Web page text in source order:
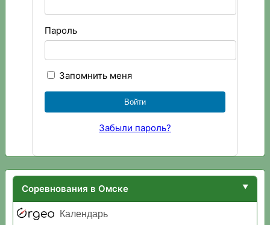
Пароль
Запомнить меня
Забыли пароль?
Соревнования в Омске